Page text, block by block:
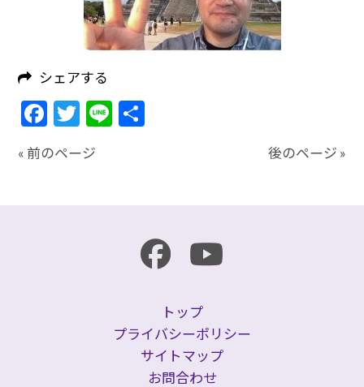
シェアする
Facebook
Twitter
Line
« 前のページ 後のページ »
トップ
プライバシーポリシー
サイトマップ
お問合わせ